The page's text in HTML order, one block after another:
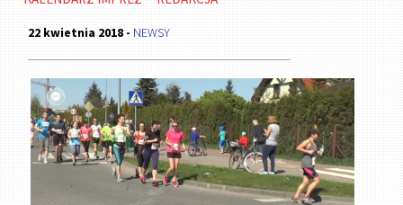
22 kwietnia 2018 - NEWSY